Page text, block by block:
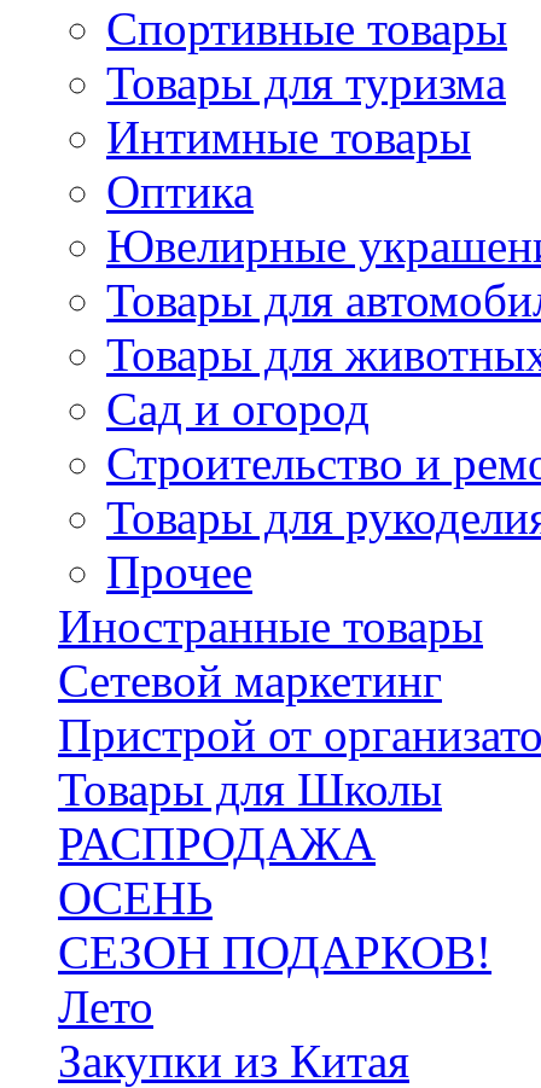
Спортивные товары
Товары для туризма
Интимные товары
Оптика
Ювелирные
Товары для
Товары для
Сад и огород
Строительство и
Товары для
Прочее
Иностранные товары
Сетевой маркетинг
Пристрой от
Товары для Школы
РАСПРОДАЖА
ОСЕНЬ
СЕЗОН ПОДАРКОВ!
Лето
Закупки из Китая